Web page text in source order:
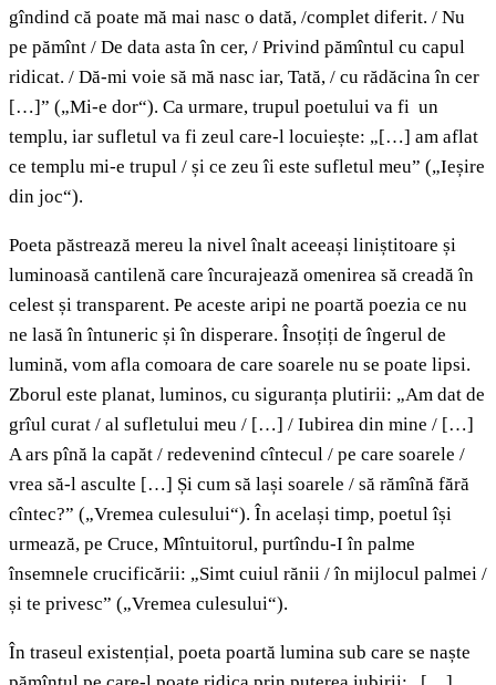
gîndind că poate mă mai nasc o dată, /complet diferit. / Nu
pe pămînt / De data asta în cer, / Privind pămîntul cu capul
ridicat. / Dă-mi voie să mă nasc iar, Tată, / cu rădăcina în cer
[…]” („Mi-e dor“). Ca urmare, trupul poetului va fi un
templu, iar sufletul va fi zeul care-l locuiește: „[…] am aflat
ce templu mi-e trupul / și ce zeu îi este sufletul meu” („Ieșire
din joc“).
Poeta păstrează mereu la nivel înalt aceeași liniștitoare și
luminoasă cantilenă care încurajează omenirea să creadă în
celest și transparent. Pe aceste aripi ne poartă poezia ce nu
ne lasă în întuneric și în disperare. Însoțiți de îngerul de
lumină, vom afla comoara de care soarele nu se poate lipsi.
Zborul este planat, luminos, cu siguranța plutirii: „Am dat de
grîul curat / al sufletului meu / […] / Iubirea din mine / […]
A ars pînă la capăt / redevenind cîntecul / pe care soarele /
vrea să-l asculte […] Și cum să lași soarele / să rămînă fără
cîntec?” („Vremea culesului“). În același timp, poetul își
urmează, pe Cruce, Mîntuitorul, purtîndu-I în palme
însemnele crucificării: „Simt cuiul rănii / în mijlocul palmei /
și te privesc” („Vremea culesului“).
În traseul existențial, poeta poartă lumina sub care se naște